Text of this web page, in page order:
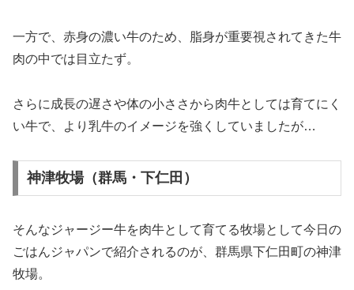
一方で、赤身の濃い牛のため、脂身が重要視されてきた牛
肉の中では目立たず。
さらに成長の遅さや体の小ささから肉牛としては育てにく
い牛で、より乳牛のイメージを強くしていましたが…
神津牧場（群馬・下仁田）
そんなジャージー牛を肉牛として育てる牧場として今日の
ごはんジャパンで紹介されるのが、群馬県下仁田町の神津
牧場。